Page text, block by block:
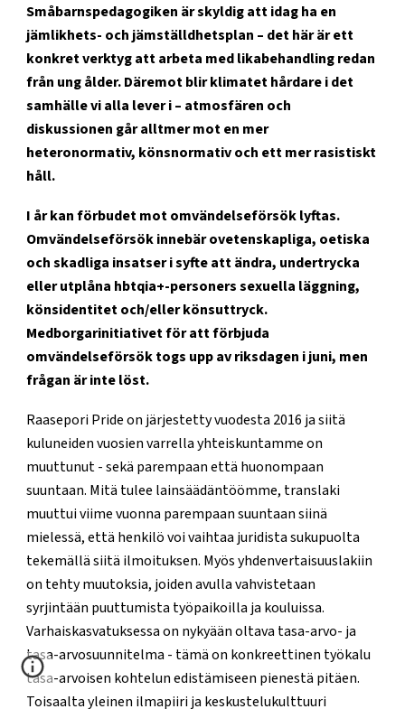
Småbarnspedagogiken är skyldig att idag ha en
jämlikhets- och jämställdhetsplan – det här är ett
konkret verktyg att arbeta med likabehandling redan
från ung ålder. Däremot blir klimatet hårdare i det
samhälle vi alla lever i – atmosfären och
diskussionen går alltmer mot en mer
heteronormativ, könsnormativ och ett mer rasistiskt
håll.
I år kan förbudet mot omvändelseförsök lyftas.
Omvändelseförsök innebär ovetenskapliga, oetiska
och skadliga insatser i syfte att ändra, undertrycka
eller utplåna hbtqia+-personers sexuella läggning,
könsidentitet och/eller könsuttryck.
Medborgarinitiativet för att förbjuda
omvändelseförsök togs upp av riksdagen i juni, men
frågan är inte löst.
Raasepori Pride on järjestetty vuodesta 2016 ja siitä
kuluneiden vuosien varrella yhteiskuntamme on
muuttunut - sekä parempaan että huonompaan
suuntaan. Mitä tulee lainsäädäntöömme, translaki
muuttui viime vuonna parempaan suuntaan siinä
mielessä, että henkilö voi vaihtaa juridista sukupuolta
tekemällä siitä ilmoituksen. Myös yhdenvertaisuuslakiin
on tehty muutoksia, joiden avulla vahvistetaan
syrjintään puuttumista työpaikoilla ja kouluissa.
Varhaiskasvatuksessa on nykyään oltava tasa-arvo- ja
tasa-arvosuunnitelma - tämä on konkreettinen työkalu
tasa-arvoisen kohtelun edistämiseen pienestä pitäen.
Toisaalta yleinen ilmapiiri ja keskustelukulttuuri